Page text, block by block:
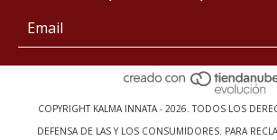
COPYRIGHT KALMA INNATA - 2026. TODOS LOS
DEFENSA DE LAS Y LOS CONSUMIDORES. PARA